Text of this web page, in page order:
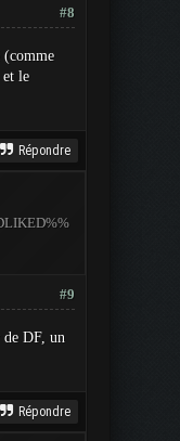
#8
(comme
le
Répondre
#9
de DF, un
Répondre